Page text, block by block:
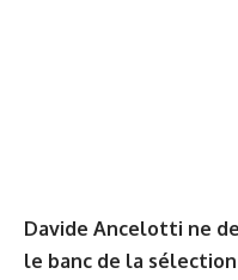
Davide Ancelotti ne
le banc de la